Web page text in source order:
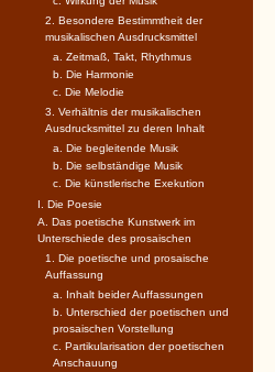
2. Besondere Bestimmtheit der
musikalischen Ausdrucksmittel
a. Zeitmaß, Takt, Rhythmus
b. Die Harmonie
c. Die Melodie
3. Verhältnis der musikalischen
Ausdrucksmittel zu deren Inhalt
a. Die begleitende Musik
b. Die selbständige Musik
c. Die künstlerische Exekution
I. Die Poesie
A. Das poetische Kunstwerk im
Unterschiede des prosaischen
1. Die poetische und prosaische
Auffassung
a. Inhalt beider Auffassungen
b. Unterschied der poetischen und
prosaischen Vorstellung
c. Partikularisation der poetischen
Anschauung